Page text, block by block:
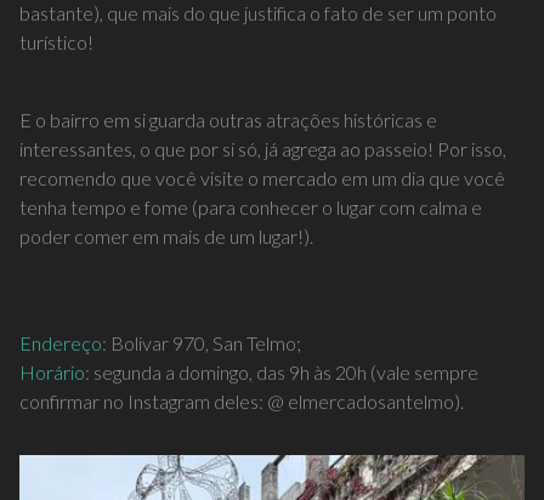
bastante), que mais do que justifica o fato de ser um ponto
turístico!
E o bairro em si guarda outras atrações históricas e
interessantes, o que por si só, já agrega ao passeio! Por isso,
recomendo que você visite o mercado em um dia que você
tenha tempo e fome (para conhecer o lugar com calma e
poder comer em mais de um lugar!).
Endereço: Bolivar 970, San Telmo;
Horário: segunda a domingo, das 9h às 20h (vale sempre
confirmar no Instagram deles: @ elmercadosantelmo).